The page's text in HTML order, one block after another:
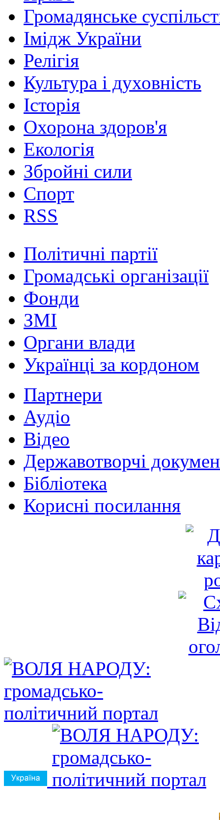
Громадянське
Імідж України
Релігія
Культура і духовність
Історія
Охорона здоров'я
Екологія
Збройні сили
Спорт
RSS
Політичні партії
Громадські організації
Фонди
ЗМІ
Органи влади
Українці за кордоном
Партнери
Аудіо
Відео
Державотворчі
Бібліотека
Корисні посилання